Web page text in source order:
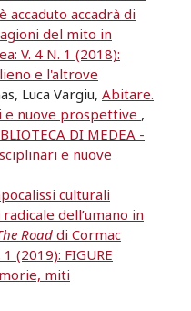
accaduto accadrà di
del mito in
V. 4 N. 1 (2018):
e l'altrove
Luca Vargiu, Abitare.
nuove prospettive ,
DI MEDEA -
e nuove
culturali
dell’umano in
Road di Cormac
(2019): FIGURE
miti